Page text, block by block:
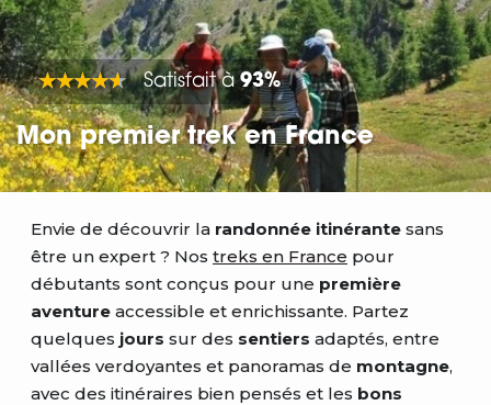
Satisfait à93%
Mon premier trek en France
Envie de découvrir la randonnée itinérante sans
être un expert ? Nos treks en France pour
débutants sont conçus pour une première
aventure accessible et enrichissante. Partez
quelques jours sur des sentiers adaptés, entre
vallées verdoyantes et panoramas de montagne,
avec des itinéraires bien pensés et les bons